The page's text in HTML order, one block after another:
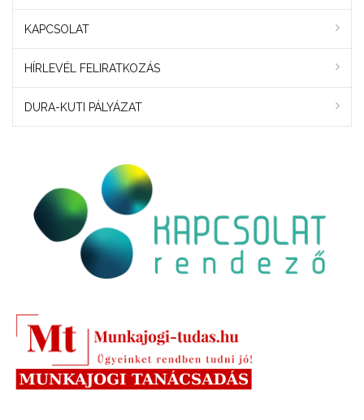
KAPCSOLAT
HÍRLEVÉL FELIRATKOZÁS
DURA-KUTI PÁLYÁZAT